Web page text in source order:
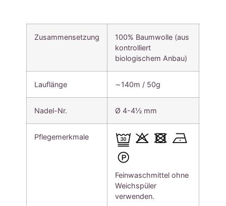
Zusammensetzung
100% Baumwolle (aus
kontrolliert
biologischem Anbau)
Lauflänge ∼140m / 50g
Nadel-Nr. Ø 4-4½ mm
Pflegemerkmale
Feinwaschmittel ohne
Weichspüler
verwenden.